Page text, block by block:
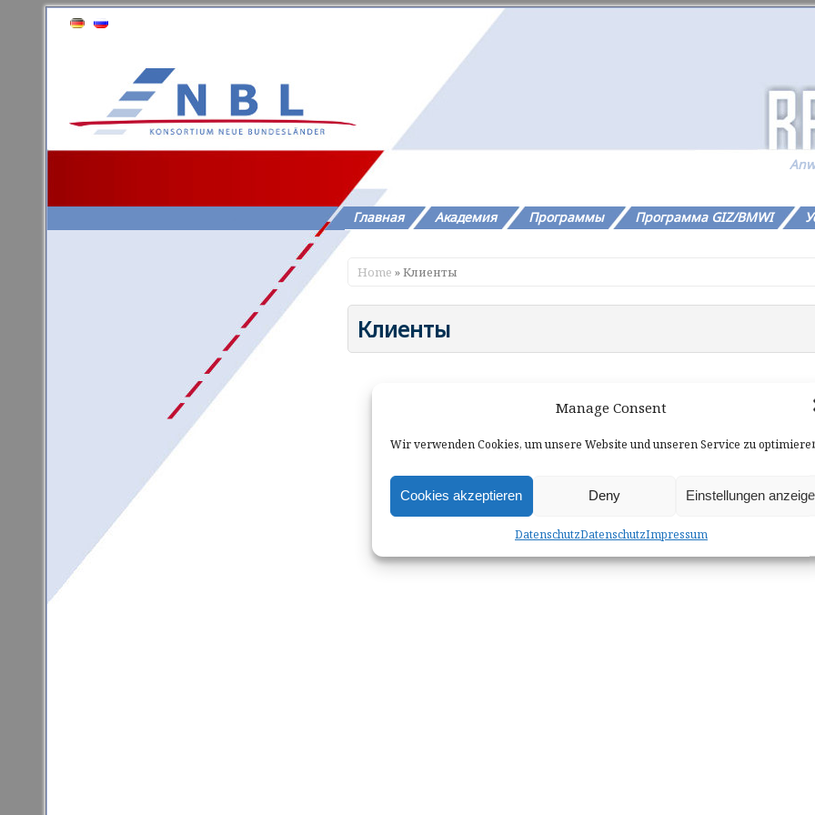
Manage Consent
Wir verwenden Cookies, um unsere Website und unseren Service zu
Cookies akzeptieren Deny Einstellungen
DatenschutzDatenschutzImpressum
Главная Академия Программы Программа GIZ/BMWI
Home » Клиeнты
Клиeнты